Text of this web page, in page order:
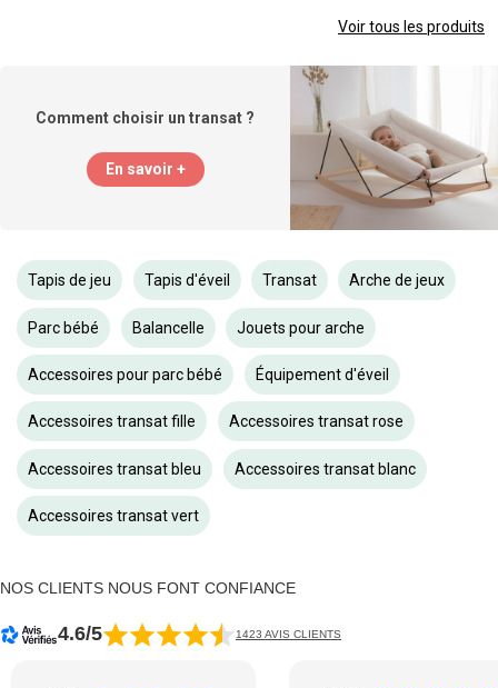
Voir tous les produits
Comment choisir un transat ?
En savoir +
Tapis de jeu Tapis d'éveil Transat Arche de jeux
Parc bébé Balancelle Jouets pour arche
Accessoires pour parc bébé Équipement d'éveil
Accessoires transat fille Accessoires transat rose
Accessoires transat bleu Accessoires transat blanc
Accessoires transat vert
NOS CLIENTS NOUS FONT CONFIANCE
4.6/5 1423 AVIS CLIENTS